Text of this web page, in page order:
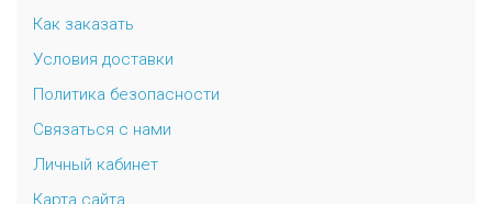
Как заказать
Условия доставки
Политика безопасности
Связаться с нами
Личный кабинет
Карта сайта